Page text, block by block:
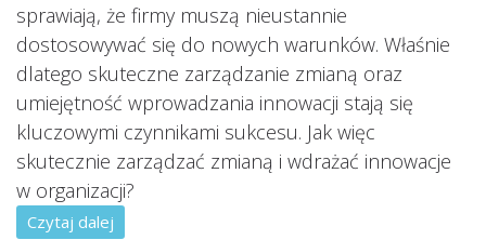
sprawiają, że firmy muszą nieustannie
dostosowywać się do nowych warunków. Właśnie
dlatego skuteczne zarządzanie zmianą oraz
umiejętność wprowadzania innowacji stają się
kluczowymi czynnikami sukcesu. Jak więc
skutecznie zarządzać zmianą i wdrażać innowacje
w organizacji?
Czytaj dalej